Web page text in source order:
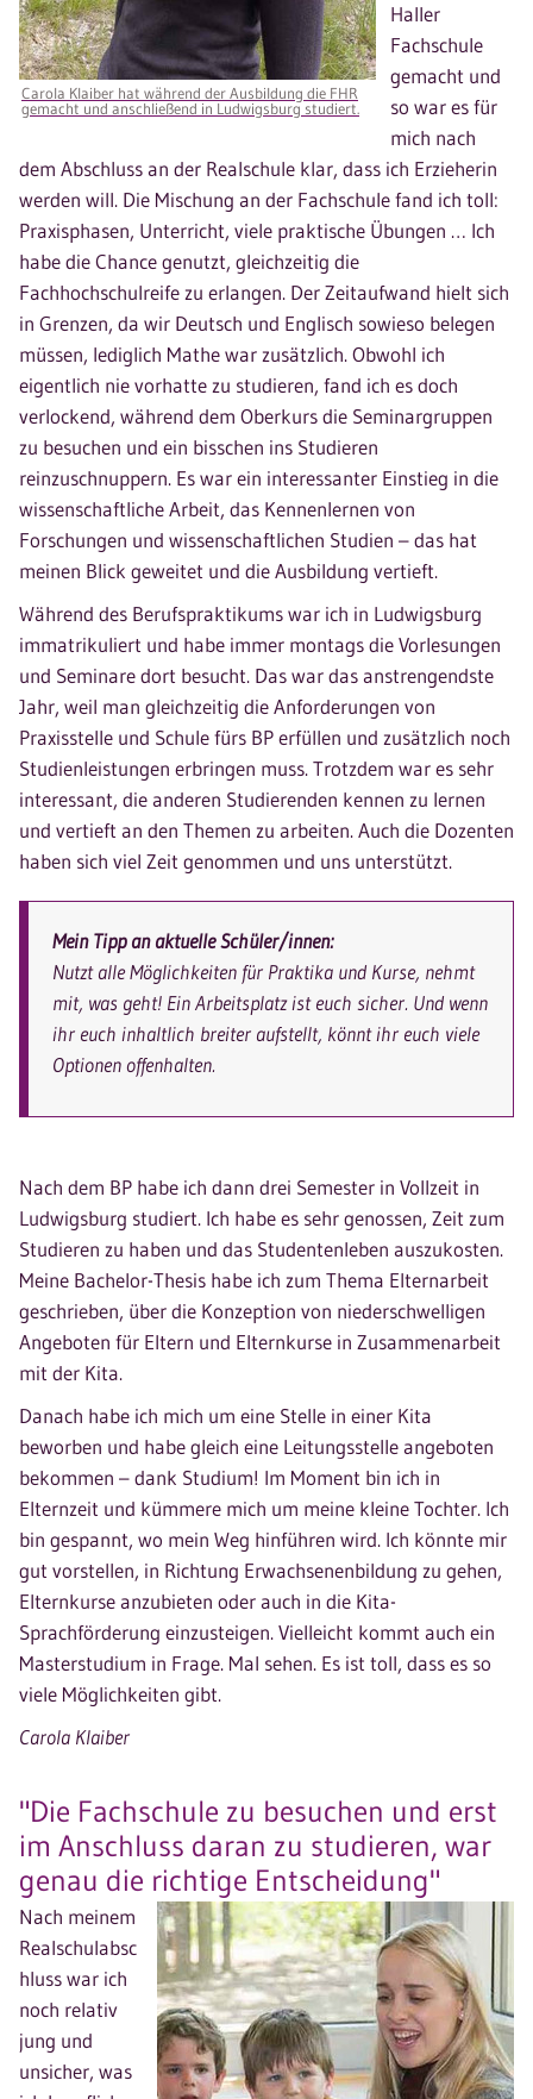
Carola Klaiber hat während der Ausbildung die FHR
gemacht und anschließend in Ludwigsburg studiert.
Haller
Fachschule
gemacht und
so war es für
mich nach
dem Abschluss an der Realschule klar, dass ich Erzieherin
werden will. Die Mischung an der Fachschule fand ich toll:
Praxisphasen, Unterricht, viele praktische Übungen … Ich
habe die Chance genutzt, gleichzeitig die
Fachhochschulreife zu erlangen. Der Zeitaufwand hielt sich
in Grenzen, da wir Deutsch und Englisch sowieso belegen
müssen, lediglich Mathe war zusätzlich. Obwohl ich
eigentlich nie vorhatte zu studieren, fand ich es doch
verlockend, während dem Oberkurs die Seminargruppen
zu besuchen und ein bisschen ins Studieren
reinzuschnuppern. Es war ein interessanter Einstieg in die
wissenschaftliche Arbeit, das Kennenlernen von
Forschungen und wissenschaftlichen Studien – das hat
meinen Blick geweitet und die Ausbildung vertieft.
Während des Berufspraktikums war ich in Ludwigsburg
immatrikuliert und habe immer montags die Vorlesungen
und Seminare dort besucht. Das war das anstrengendste
Jahr, weil man gleichzeitig die Anforderungen von
Praxisstelle und Schule fürs BP erfüllen und zusätzlich noch
Studienleistungen erbringen muss. Trotzdem war es sehr
interessant, die anderen Studierenden kennen zu lernen
und vertieft an den Themen zu arbeiten. Auch die Dozenten
haben sich viel Zeit genommen und uns unterstützt.
Mein Tipp an aktuelle Schüler/innen:
Nutzt alle Möglichkeiten für Praktika und Kurse, nehmt
mit, was geht! Ein Arbeitsplatz ist euch sicher. Und wenn
ihr euch inhaltlich breiter aufstellt, könnt ihr euch viele
Optionen offenhalten.
Nach dem BP habe ich dann drei Semester in Vollzeit in
Ludwigsburg studiert. Ich habe es sehr genossen, Zeit zum
Studieren zu haben und das Studentenleben auszukosten.
Meine Bachelor-Thesis habe ich zum Thema Elternarbeit
geschrieben, über die Konzeption von niederschwelligen
Angeboten für Eltern und Elternkurse in Zusammenarbeit
mit der Kita.
Danach habe ich mich um eine Stelle in einer Kita
beworben und habe gleich eine Leitungsstelle angeboten
bekommen – dank Studium! Im Moment bin ich in
Elternzeit und kümmere mich um meine kleine Tochter. Ich
bin gespannt, wo mein Weg hinführen wird. Ich könnte mir
gut vorstellen, in Richtung Erwachsenenbildung zu gehen,
Elternkurse anzubieten oder auch in die Kita-
Sprachförderung einzusteigen. Vielleicht kommt auch ein
Masterstudium in Frage. Mal sehen. Es ist toll, dass es so
viele Möglichkeiten gibt.
Carola Klaiber
"Die Fachschule zu besuchen und erst
im Anschluss daran zu studieren, war
genau die richtige Entscheidung"
Nach meinem
Realschulabsc
hluss war ich
noch relativ
jung und
unsicher, was